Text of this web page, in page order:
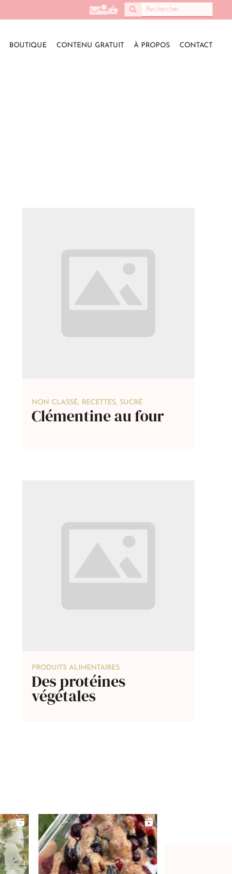
BOUTIQUE CONTENU GRATUIT À PROPOS CONTACT
NON CLASSÉ, RECETTES, SUCRÉ
Clémentine au four
PRODUITS ALIMENTAIRES
Des protéines
végétales